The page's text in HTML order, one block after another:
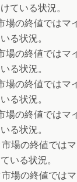
ている状況。
場の終値ではマ
る状況。
場の終値ではマ
る状況。
場の終値ではマ
る状況。
場の終値ではマ
る状況。
場の終値では
いる状況。
場の終値では